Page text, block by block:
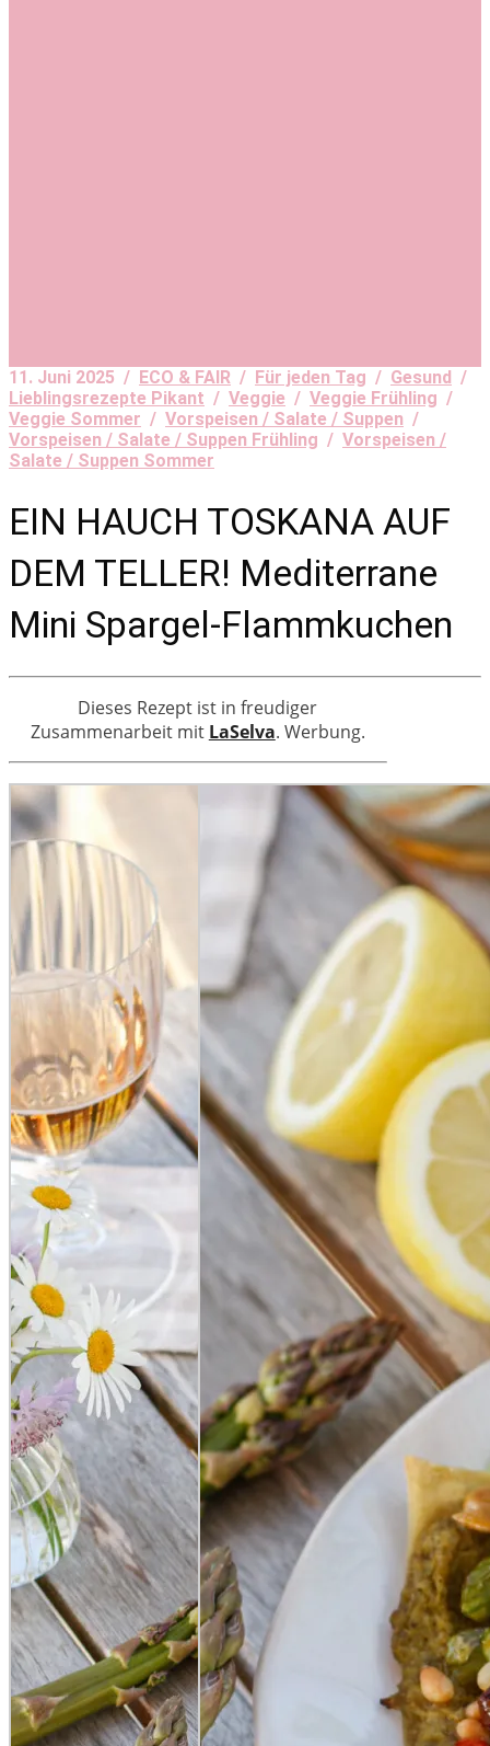
11. Juni 2025 / ECO & FAIR / Für jeden Tag / Gesund /
Lieblingsrezepte Pikant / Veggie / Veggie Frühling /
Veggie Sommer / Vorspeisen / Salate / Suppen /
Vorspeisen / Salate / Suppen Frühling / Vorspeisen /
Salate / Suppen Sommer
EIN HAUCH TOSKANA AUF
DEM TELLER! Mediterrane
Mini Spargel-Flammkuchen
Dieses Rezept ist in freudiger
Zusammenarbeit mit LaSelva. Werbung.